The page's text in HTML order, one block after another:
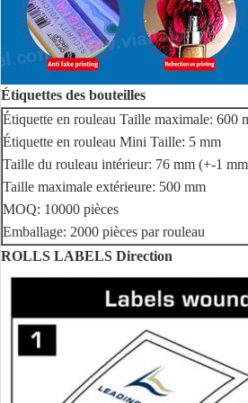
Étiquettes des bouteilles
Étiquette en rouleau Taille maximale: 600
Étiquette en rouleau Mini Taille: 5 mm
Taille du rouleau intérieur: 76 mm (+-1
Taille maximale extérieure: 500 mm
MOQ: 10000 pièces
Emballage: 2000 pièces par rouleau
ROLLS LABELS Direction